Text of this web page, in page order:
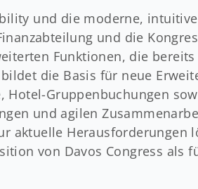
und die moderne,
und die
Funktionen, die
die Basis für neue
Hotel-Gruppenbuchungen
und agilen
aktuelle Herausforderungen
von Davos Congress als